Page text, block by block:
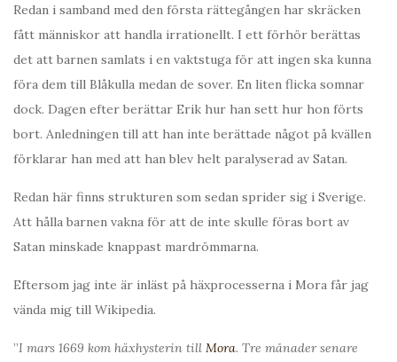
Redan i samband med den första rättegången har skräcken
fått människor att handla irrationellt. I ett förhör berättas
det att barnen samlats i en vaktstuga för att ingen ska kunna
föra dem till Blåkulla medan de sover. En liten flicka somnar
dock. Dagen efter berättar Erik hur han sett hur hon förts
bort. Anledningen till att han inte berättade något på kvällen
förklarar han med att han blev helt paralyserad av Satan.
Redan här finns strukturen som sedan sprider sig i Sverige.
Att hålla barnen vakna för att de inte skulle föras bort av
Satan minskade knappast mardrömmarna.
Eftersom jag inte är inläst på häxprocesserna i Mora får jag
vända mig till Wikipedia.
”I mars 1669 kom häxhysterin till Mora. Tre månader senare